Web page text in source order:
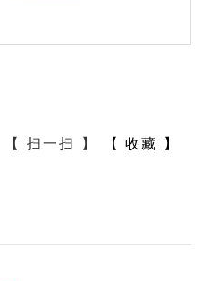
【 扫一扫 】 【 收藏 】